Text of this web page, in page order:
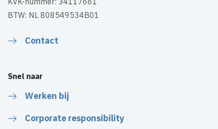
BTW: NL 808549534B01
Contact
Snel naar
Werken bij
Corporate responsibility